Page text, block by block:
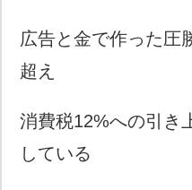
広告と金で作った圧
超え
消費税12%への引き
している